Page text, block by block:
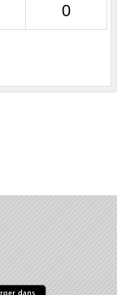
0